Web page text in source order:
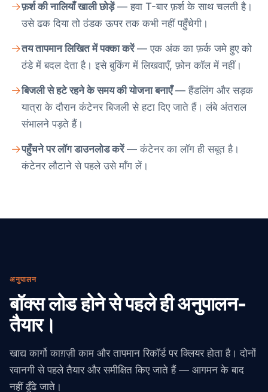
फ़र्श की नालियाँ खाली छोड़ें— हवा T-बार फ़र्श के साथ चलती है।
उसे ढक दिया तो ठंडक ऊपर तक कभी नहीं पहुँचेगी।
तय तापमान लिखित में पक्का करें— एक अंक का फ़र्क जमे हुए को
ठंडे में बदल देता है। इसे बुकिंग में लिखवाएँ, फ़ोन कॉल में नहीं।
बिजली से हटे रहने के समय की योजना बनाएँ— हैंडलिंग और सड़क
यात्रा के दौरान कंटेनर बिजली से हटा दिए जाते हैं। लंबे अंतराल
संभालने पड़ते हैं।
पहुँचने पर लॉग डाउनलोड करें— कंटेनर का लॉग ही सबूत है।
कंटेनर लौटाने से पहले उसे माँग लें।
अनुपालन
बॉक्स लोड होने से पहले ही अनुपालन-
तैयार।
खाद्य कार्गो काग़ज़ी काम और तापमान रिकॉर्ड पर क्लियर होता है। दोनों
रवानगी से पहले तैयार और समीक्षित किए जाते हैं — आगमन के बाद
नहीं ढूँढे जाते।